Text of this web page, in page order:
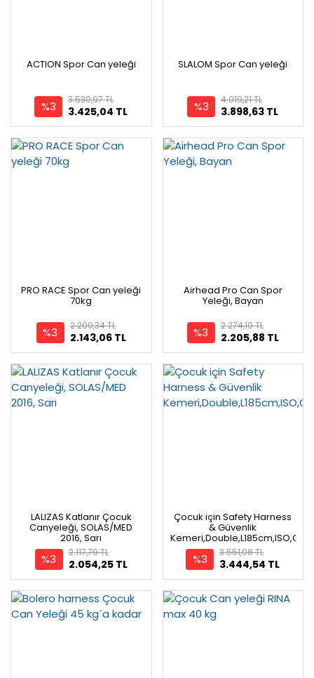
ACTION Spor Can yeleği
%3 3.425,04 TL
3.530,97 TL
SLALOM Spor Can yeleği
%3 3.898,63 TL
4.019,21 TL
PRO RACE Spor Can yeleği
70kg
%3 2.143,06 TL
2.209,34 TL
Airhead Pro Can Spor
Yeleği, Bayan
%3 2.205,88 TL
2.274,10 TL
LALIZAS Katlanır Çocuk
Canyeleği, SOLAS/MED
2016, Sarı
%3 2.054,25 TL
2.117,79 TL
Çocuk için Safety Harness
& Güvenlik
%3 3.444,54 TL
3.551,08 TL